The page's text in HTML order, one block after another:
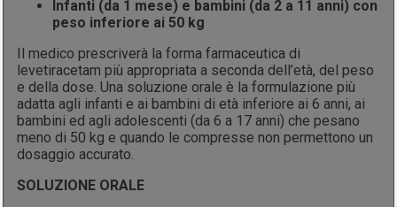
Infanti (da 1 mese) e bambini (da 2 a 11 anni) con
peso inferiore ai 50 kg
Il medico prescriverà la forma farmaceutica di
levetiracetam più appropriata a seconda dell’età, del peso
e della dose. Una soluzione orale è la formulazione più
adatta agli infanti e ai bambini di età inferiore ai 6 anni, ai
bambini ed agli adolescenti (da 6 a 17 anni) che pesano
meno di 50 kg e quando le compresse non permettono un
dosaggio accurato.
SOLUZIONE ORALE